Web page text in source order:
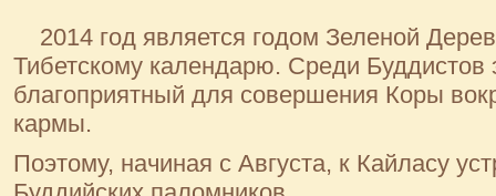
2014 год является годом Зеленой
Тибетскому календарю. Среди Буддистов
благоприятный для совершения Коры
кармы.
Поэтому, начиная с Августа, к Кайласу